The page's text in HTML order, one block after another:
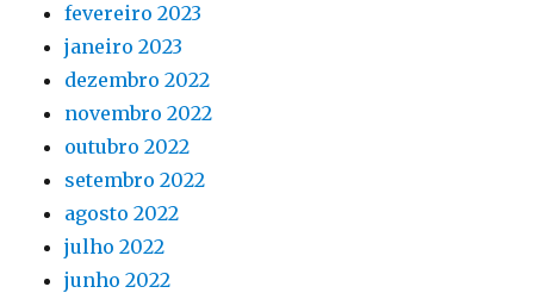
fevereiro 2023
janeiro 2023
dezembro 2022
novembro 2022
outubro 2022
setembro 2022
agosto 2022
julho 2022
junho 2022